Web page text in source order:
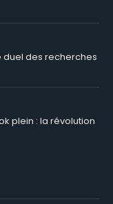
duel des recherches
plein : la révolution